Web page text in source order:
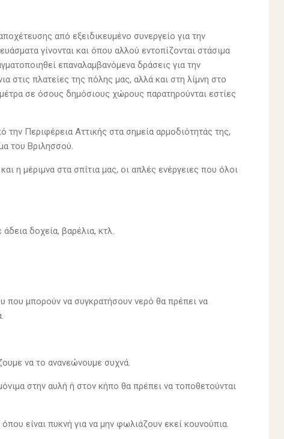
από εξειδικευμένο συνεργείο για την
γίνονται και όπου αλλού εντοπίζονται στάσιμα
επαναλαμβανόμενα δράσεις για την
στις πλατείες της πόλης μας, αλλά και στη λίμνη στο
σε όσους δημόσιους χώρους παρατηρούνται εστίες
Περιφέρεια Αττικής στα σημεία αρμοδιότητάς της,
του Βριλησσού.
η μέριμνα στα σπίτια μας, οι απλές ενέργειες που όλοι
δοχεία, βαρέλια, κτλ.
που μπορούν να συγκρατήσουν νερό θα πρέπει να
να το ανανεώνουμε συχνά.
στην αυλή ή στον κήπο θα πρέπει να τοποθετούνται
είναι πυκνή για να μην φωλιάζουν εκεί κουνούπια.